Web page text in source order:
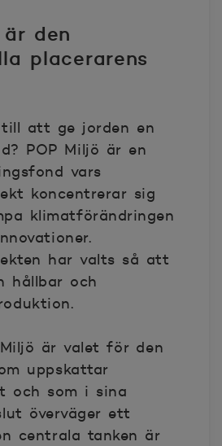
är den
placerarens
att ge jorden en
POP Miljö är en
vars
koncentrerar sig
klimatförändringen
har valts så att
hållbar och
Miljö är valet för den
uppskattar
och som i sina
överväger ett
centrala tanken är